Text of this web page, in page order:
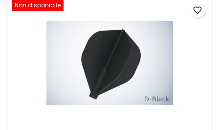
Non disponibile
favorite_border